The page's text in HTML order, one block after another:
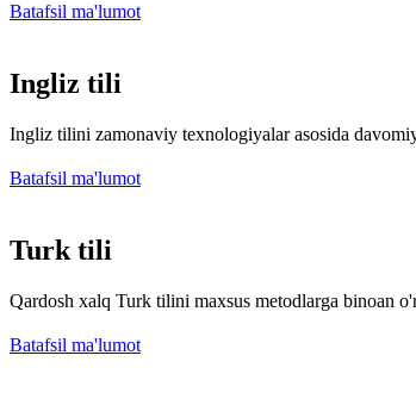
Batafsil ma'lumot
Ingliz tili
Ingliz tilini zamonaviy texnologiyalar asosida
Batafsil ma'lumot
Turk tili
Qardosh xalq Turk tilini maxsus metodlarga binoan
Batafsil ma'lumot